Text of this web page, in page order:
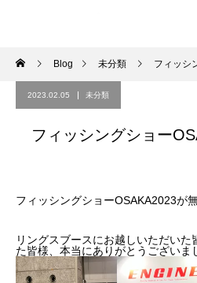
Blog 未分類 フィッシ
2023.02.05 未分類
フィッシングショー
フィッシングショーOSAKA2023が
リングスブースにお越しいただい
た皆様、本当にありがとうございま